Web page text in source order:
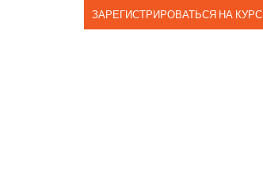
ЗАРЕГИСТРИРОВАТЬСЯ НА КУРС